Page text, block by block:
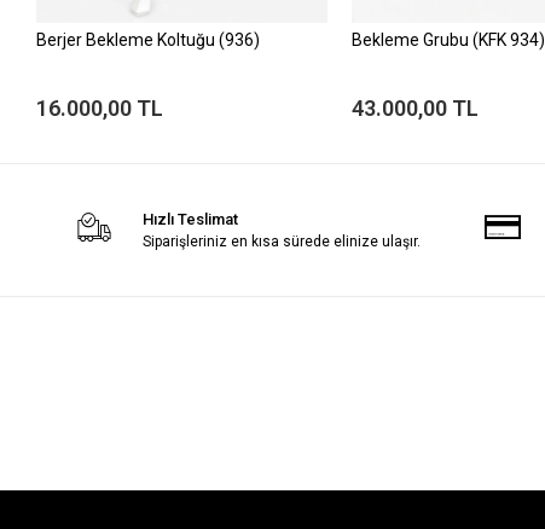
Berjer Bekleme Koltuğu (936)
16.000,00 TL
Bekleme Grubu (KFK 934)
43.000,00 TL
Hızlı Teslimat
Siparişleriniz en kısa sürede elinize ulaşır.